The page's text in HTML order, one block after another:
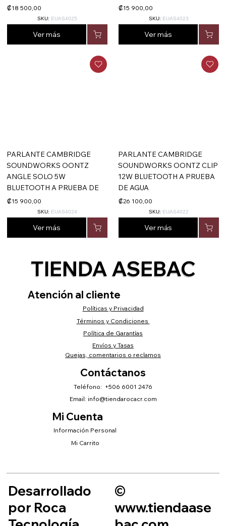
₡18 500,00
Ver más
SKU: EUAS4025
₡15 900,00
Ver más
SKU: EUAS4023
PARLANTE CAMBRIDGE
SOUNDWORKS OONTZ
ANGLE SOLO 5W
BLUETOOTH A PRUEBA DE
₡15 900,00
Ver más
SKU: EUAS4024
PARLANTE CAMBRIDGE
SOUNDWORKS OONTZ CLIP
12W BLUETOOTH A PRUEBA
DE AGUA
₡26 100,00
Ver más
SKU: EUAS4022
TIENDA ASEBAC
Atención al cliente
Políticas y Privacidad
Términos y Condiciones
Envíos y Tasas
Política de Garantías
Quejas, comentarios o reclamos
Mi Cuenta
Información Personal
Mi Carrito
Contáctanos
Teléfono: +506 6001 2476
Email: info@tiendarocacr.com
Desarrollado
por Roca
©
www.tiendaase